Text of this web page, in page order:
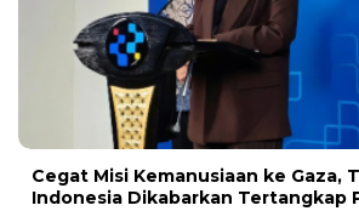
Cegat Misi Kemanusiaan ke Gaza,
Indonesia Dikabarkan Tertangkap